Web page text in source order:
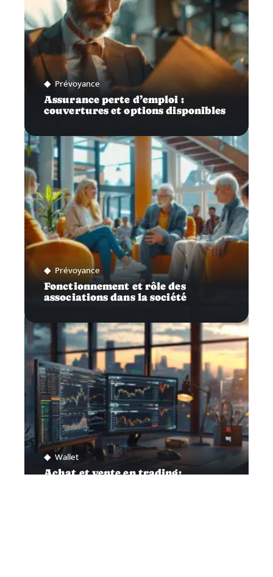
Prévoyance
Assurance perte d’emploi :
couvertures et options disponibles
Prévoyance
Fonctionnement et rôle des
associations dans la société
Wallet
Achat et vente en trading: